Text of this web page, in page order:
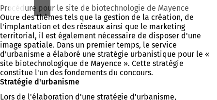
Procédure pour le site de biotechnologie de Mayence
Outre des thèmes tels que la gestion de la création, de
l'implantation et des réseaux ainsi que le marketing
territorial, il est également nécessaire de disposer d'une
image spatiale. Dans un premier temps, le service
d'urbanisme a élaboré une stratégie urbanistique pour le «
site biotechnologique de Mayence ». Cette stratégie
constitue l'un des fondements du concours.
Stratégie d'urbanisme
Lors de l'élaboration d'une stratégie d'urbanisme,